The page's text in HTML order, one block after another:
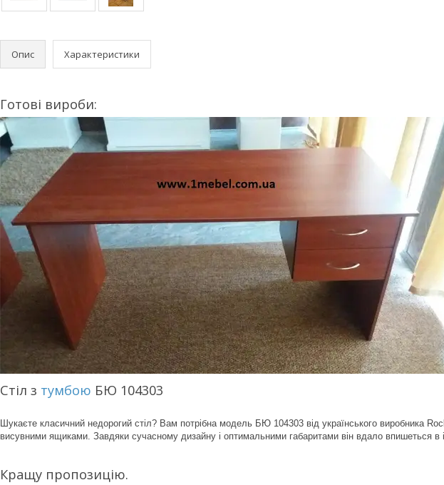
Опис Характеристики
Готові вироби:
Стіл з тумбою БЮ 104303
Шукаєте класичний недорогий стіл? Вам потрібна модель БЮ 104303 від українського виробника
висувними ящиками. Завдяки сучасному дизайну і оптимальними габаритами він вдало впишеться в
Кращу пропозицію.